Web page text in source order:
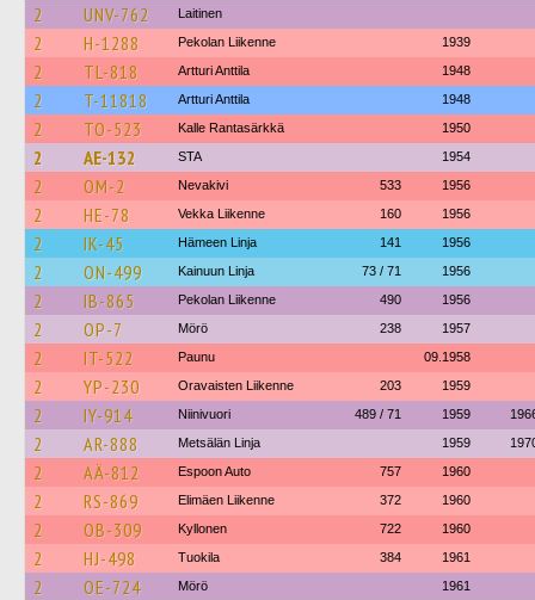
2 UNV-762 Laitinen
2 H-1288 Pekolan Liikenne 1939
2 TL-818 Artturi Anttila 1948
2 T-11818 Artturi Anttila 1948
2 TO-523 Kalle Rantasärkkä 1950
2 AE-132 STA 1954
2 OM-2 Nevakivi 533 1956
2 HE-78 Vekka Liikenne 160 1956
2 IK-45 Hämeen Linja 141 1956
2 ON-499 Kainuun Linja 73 / 71 1956
2 IB-865 Pekolan Liikenne 490 1956
2 OP-7 Mörö 238 1957
2 IT-522 Paunu 09.1958
2 YP-230 Oravaisten Liikenne 203 1959
2 IY-914 Niinivuori 489 / 71 1959
2 AR-888 Metsälän Linja 1959
2 AÄ-812 Espoon Auto 757 1960
2 RS-869 Elimäen Liikenne 372 1960
2 OB-309 Kyllonen 722 1960
2 HJ-498 Tuokila 384 1961
2 OE-724 Mörö 1961